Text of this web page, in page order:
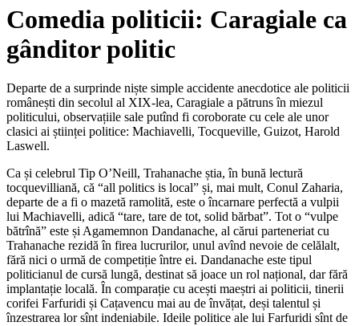
Comedia politicii: Caragiale ca
gânditor politic
Departe de a surprinde niște simple accidente anecdotice ale politicii
românești din secolul al XIX-lea, Caragiale a pătruns în miezul
politicului, observațiile sale putînd fi coroborate cu cele ale unor
clasici ai științei politice: Machiavelli, Tocqueville, Guizot, Harold
Laswell.
Ca și celebrul Tip O’Neill, Trahanache știa, în bună lectură
tocquevilliană, că “all politics is local” și, mai mult, Conul Zaharia,
departe de a fi o mazetă ramolită, este o încarnare perfectă a vulpii
lui Machiavelli, adică “tare, tare de tot, solid bărbat”. Tot o “vulpe
bătrînă” este și Agamemnon Dandanache, al cărui parteneriat cu
Trahanache rezidă în firea lucrurilor, unul avînd nevoie de celălalt,
fără nici o urmă de competiție între ei. Dandanache este tipul
politicianul de cursă lungă, destinat să joace un rol național, dar fără
implantație locală. În comparație cu acești maeștri ai politicii, tinerii
corifei Farfuridi și Cațavencu mai au de învățat, deși talentul și
înzestrarea lor sînt indeniabile. Ideile politice ale lui Farfuridi sînt de